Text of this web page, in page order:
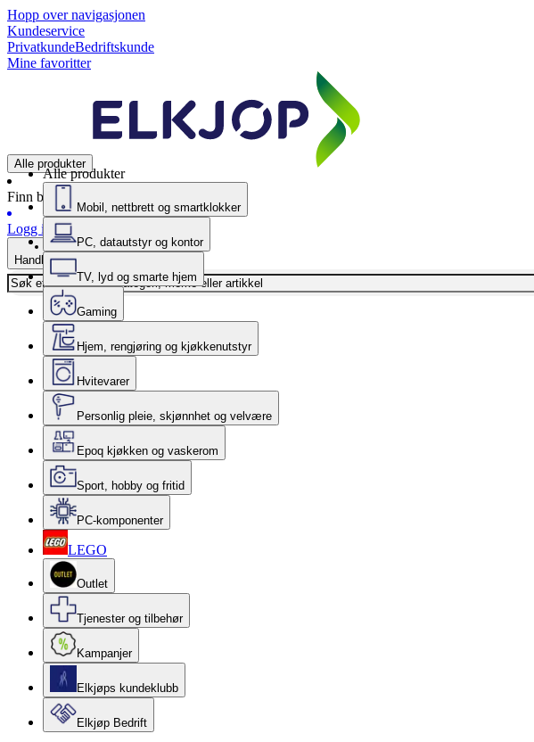
Hopp over navigasjonen
Kundeservice
PrivatkundeBedriftskunde
Mine favoritter
Alle produkter
Finn butikk
Logg inn
Handlekurv
Alle produkter
Mobil, nettbrett og smartklokker
PC, datautstyr og kontor
TV, lyd og smarte hjem
Gaming
Hjem, rengjøring og kjøkkenutstyr
Hvitevarer
Personlig pleie, skjønnhet og velvære
Epoq kjøkken og vaskerom
Sport, hobby og fritid
PC-komponenter
LEGO
Outlet
Tjenester og tilbehør
Kampanjer
Elkjøps kundeklubb
Elkjøp Bedrift